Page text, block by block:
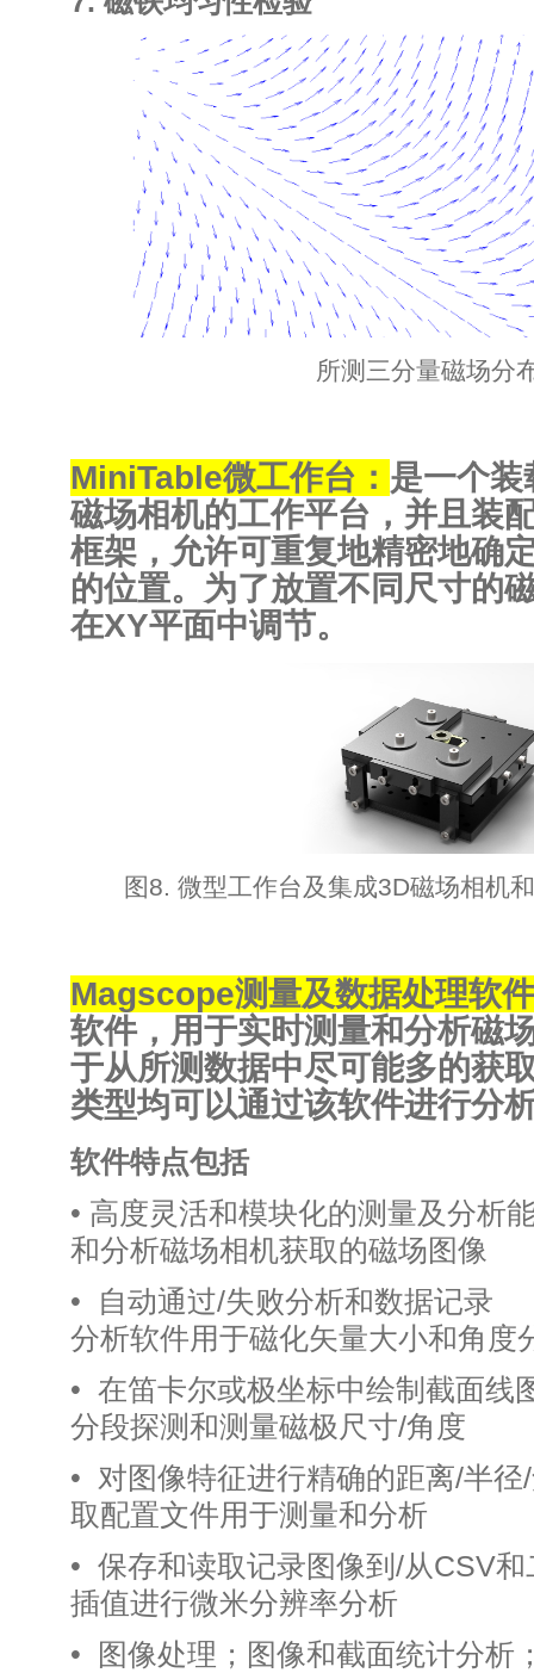
所测三分量磁场分
MiniTable微工作台： 是一个装
磁场相机的工作平台，并且装
框架，允许可重复地精密地确
的位置。为了放置不同尺寸的
在XY平面中调节。
图8. 微型工作台及集成3D磁场相机
Magscope测量及数据处理软
软件，用于实时测量和分析磁
于从所测数据中尽可能多的获
类型均可以通过该软件进行分
软件特点包括
• 高度灵活和模块化的测量
和分析磁场相机获取的磁场图像
• 自动通过/失败分析和
分析软件用于磁化矢量大小和角度
• 在笛卡尔或极坐标中绘
分段探测和测量磁极尺寸/角度
• 对图像特征进行精确的距离/半
取配置文件用于测量和分析
• 保存和读取记录图像到/从CSV
插值进行微米分辨率分析
• 图像处理；图像和截面